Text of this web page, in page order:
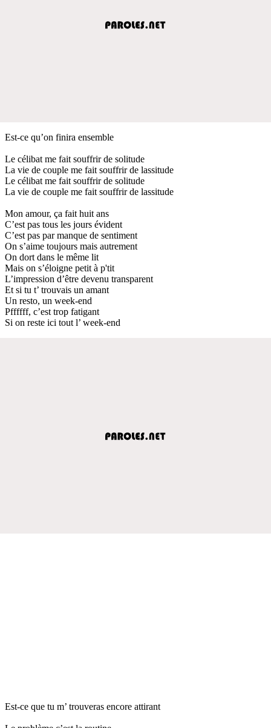
Est-ce qu’on finira ensemble
Le célibat me fait souffrir de solitude
La vie de couple me fait souffrir de lassitude
Le célibat me fait souffrir de solitude
La vie de couple me fait souffrir de lassitude
Mon amour, ça fait huit ans
C’est pas tous les jours évident
C’est pas par manque de sentiment
On s’aime toujours mais autrement
On dort dans le même lit
Mais on s’éloigne petit à p'tit
L’impression d’être devenu transparent
Et si tu t’ trouvais un amant
Un resto, un week-end
Pffffff, c’est trop fatigant
Si on reste ici tout l’ week-end
Est-ce que tu m’ trouveras encore attirant